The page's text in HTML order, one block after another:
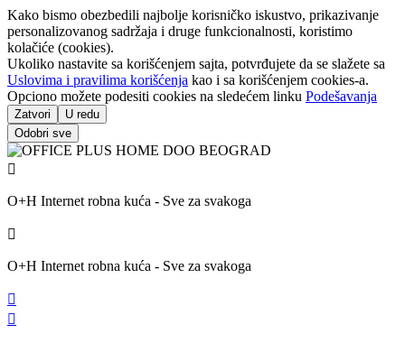
Kako bismo obezbedili najbolje korisničko iskustvo, prikazivanje
personalizovanog sadržaja i druge funkcionalnosti, koristimo
kolačiće (cookies).
Ukoliko nastavite sa korišćenjem sajta, potvrđujete da se slažete sa
Uslovima i pravilima korišćenja kao i sa korišćenjem cookies-a.
Opciono možete podesiti cookies na sledećem linku Podešavanja
Zatvori
U redu
Odobri sve

O+H Internet robna kuća - Sve za svakoga

O+H Internet robna kuća - Sve za svakoga

